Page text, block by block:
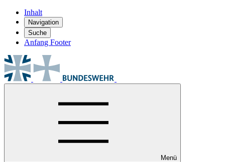
Inhalt
Navigation
Suche
Anfang Footer
Menü